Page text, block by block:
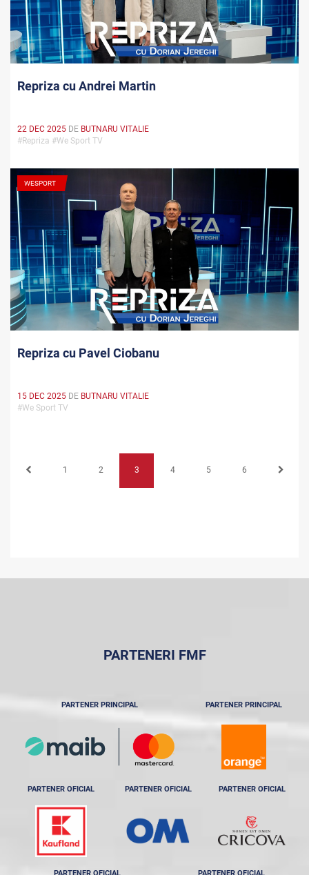
Repriza cu Andrei Martin
22 DEC 2025 DE BUTNARU VITALIE
#Repriza #We Sport TV
WESPORT
Repriza cu Pavel Ciobanu
15 DEC 2025 DE BUTNARU VITALIE
#We Sport TV
1 2 3 4 5 6
PARTENERI FMF
PARTENER PRINCIPAL PARTENER PRINCIPAL
PARTENER OFICIAL PARTENER OFICIAL PARTENER OFICIAL